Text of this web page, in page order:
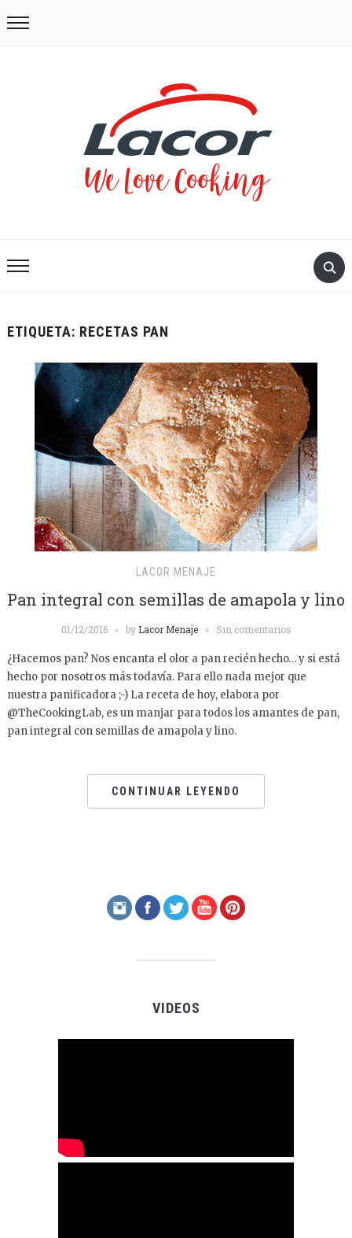
ETIQUETA: RECETAS PAN
LACOR MENAJE
Pan integral con semillas de amapola y lino
01/12/2016 by Lacor Menaje Sin comentarios
¿Hacemos pan? Nos encanta el olor a pan recién hecho… y si está
hecho por nosotros más todavía. Para ello nada mejor que
nuestra panificadora ;-) La receta de hoy, elabora por
@TheCookingLab, es un manjar para todos los amantes de pan,
pan integral con semillas de amapola y lino.
CONTINUAR LEYENDO
VIDEOS